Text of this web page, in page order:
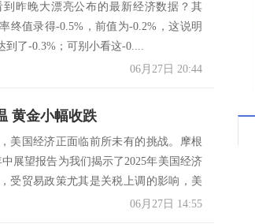
到昨晚大漂亮公布的最新经济数据？其
终值录得-0.5%，前值为-0.2%，这说明
到了-0.3%；可别小看这-0....
06月27日 20:44
黄金小幅收跌
美国经济正面临前所未有的挑战。摩根
展望报告为我们揭示了2025年美国经济
受贸易政策尤其是关税上调的影响，美
06月27日 14:55